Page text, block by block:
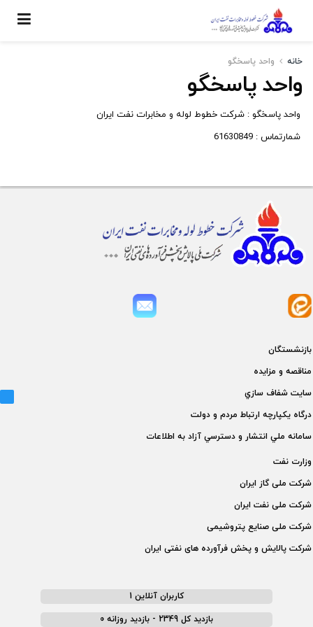
خانه واحد پاسخگو
واحد پاسخگو
واحد پاسخگو : شرکت خطوط لوله و مخابرات نفت ایران
شمارتماس : 61630849
بازنشستگان
مناقصه و مزايده
سايت شفاف سازي
درگاه يكپارچه ارتباط مردم و دولت
سامانه ملي انتشار و دسترسي آزاد به اطلاعات
وزارت نفت
شركت ملی گاز ايران
شركت ملی نفت ايران
شركت ملی صنايع پتروشيمی
شركت پالايش و پخش فرآورده های نفتی ايران
کاربران آنلاین 1
بازدید کل 2349 - بازدید روزانه 0